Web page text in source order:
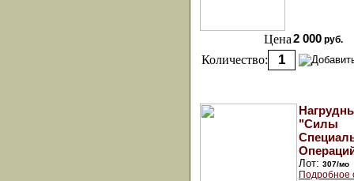
Цена2 000 руб.
Количество:
"Силы
Лот: 307/мо
Подробное